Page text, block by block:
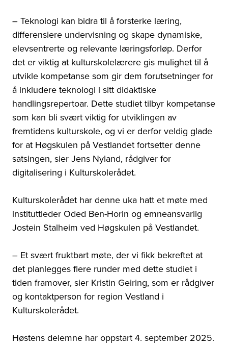
– Teknologi kan bidra til å forsterke læring,
differensiere undervisning og skape dynamiske,
elevsentrerte og relevante læringsforløp. Derfor
det er viktig at kulturskolelærere gis mulighet til å
utvikle kompetanse som gir dem forutsetninger for
å inkludere teknologi i sitt didaktiske
handlingsrepertoar. Dette studiet tilbyr kompetanse
som kan bli svært viktig for utviklingen av
fremtidens kulturskole, og vi er derfor veldig glade
for at Høgskulen på Vestlandet fortsetter denne
satsingen, sier Jens Nyland, rådgiver for
digitalisering i Kulturskolerådet.
Kulturskolerådet har denne uka hatt et møte med
instituttleder Oded Ben-Horin og emneansvarlig
Jostein Stalheim ved Høgskulen på Vestlandet.
– Et svært fruktbart møte, der vi fikk bekreftet at
det planlegges flere runder med dette studiet i
tiden framover, sier Kristin Geiring, som er rådgiver
og kontaktperson for region Vestland i
Kulturskolerådet.
Høstens delemne har oppstart 4. september 2025.